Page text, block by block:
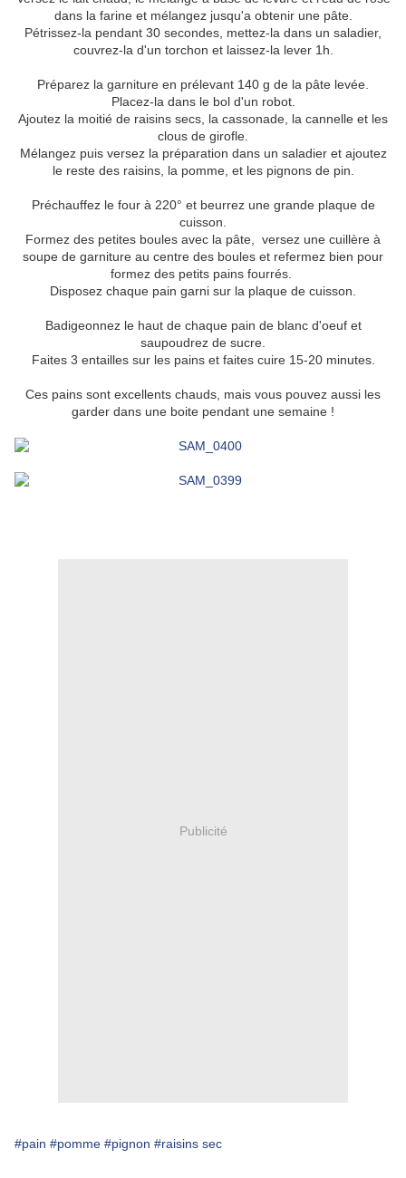
dans la farine et mélangez jusqu'a obtenir une pâte.
Pétrissez-la pendant 30 secondes, mettez-la dans un saladier,
couvrez-la d'un torchon et laissez-la lever 1h.
Préparez la garniture en prélevant 140 g de la pâte levée.
Placez-la dans le bol d'un robot.
Ajoutez la moitié de raisins secs, la cassonade, la cannelle et les
clous de girofle.
Mélangez puis versez la préparation dans un saladier et ajoutez
le reste des raisins, la pomme, et les pignons de pin.
Préchauffez le four à 220° et beurrez une grande plaque de
cuisson.
Formez des petites boules avec la pâte, versez une cuillère à
soupe de garniture au centre des boules et refermez bien pour
formez des petits pains fourrés.
Disposez chaque pain garni sur la plaque de cuisson.
Badigeonnez le haut de chaque pain de blanc d'oeuf et
saupoudrez de sucre.
Faites 3 entailles sur les pains et faites cuire 15-20 minutes.
Ces pains sont excellents chauds, mais vous pouvez aussi les
garder dans une boite pendant une semaine !
Publicité
#pain #pomme #pignon #raisins sec